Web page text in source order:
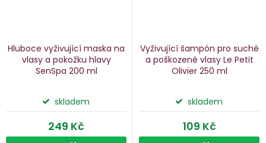
Hluboce vyživující maska na
vlasy a pokožku hlavy
SenSpa 200 ml
skladem
249 Kč
Vyživující šampón pro suché
a poškozené vlasy Le Petit
Olivier 250 ml
skladem
109 Kč